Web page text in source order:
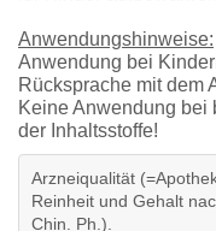
Anwendungshinweise:
Anwendung bei
Rücksprache mit dem
Keine Anwendung bei
der Inhaltsstoffe!
Arzneiqualität
Reinheit und Gehalt
Chin. Ph.).